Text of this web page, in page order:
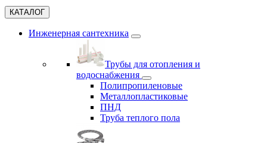
КАТАЛОГ
Инженерная сантехника
Трубы для отопления и
водоснабжения
Полипропиленовые
Металлопластиковые
ПНД
Труба теплого пола